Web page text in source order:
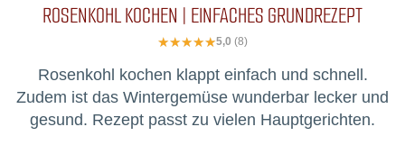
ROSENKOHL KOCHEN | EINFACHES GRUNDREZEPT
5,0 (8)
Rosenkohl kochen klappt einfach und schnell.
Zudem ist das Wintergemüse wunderbar lecker und
gesund. Rezept passt zu vielen Hauptgerichten.